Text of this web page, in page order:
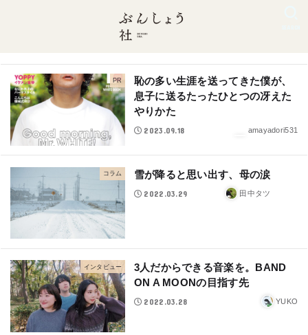
PR
恥の多い生涯を送ってきた僕が、
息子に送るたったひとつの冴えた
やりかた
2023.09.18 amayadori531
コラム 雪が降ると思い出す、母の涙
2022.03.29 田中タツ
インタビュー
3人だからできる音楽を。BAND
ON A MOONの目指す先
2022.03.28 YUKO